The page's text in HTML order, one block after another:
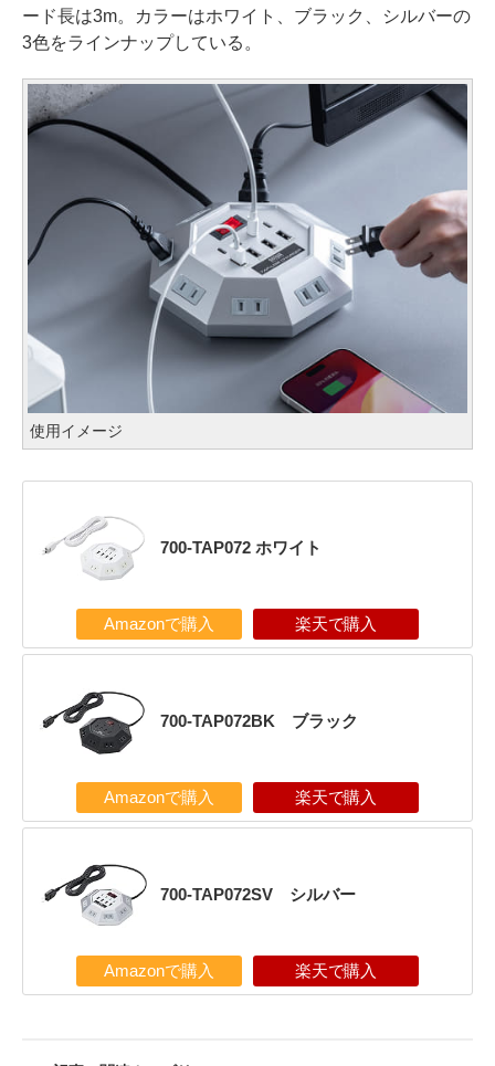
ード長は3m。カラーはホワイト、ブラック、シルバーの
3色をラインナップしている。
使用イメージ
700-TAP072 ホワイト
Amazonで購入 楽天で購入
700-TAP072BK ブラック
Amazonで購入 楽天で購入
700-TAP072SV シルバー
Amazonで購入 楽天で購入